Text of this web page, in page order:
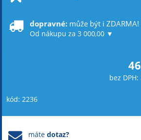
dopravné: může být i ZDARMA!
Od nákupu za 3 000,00 ▼
bez DPH:
kód: 2236
mátedotaz?